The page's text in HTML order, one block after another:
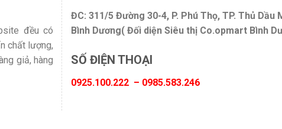
đều có
chất lượng,
giả, hàng
ĐC: 311/5 Đường 30-4, P. Phú Thọ, TP. Thủ Dầu
Bình Dương( Đối diện Siêu thị Co.opmart Bình
SỐ ĐIỆN THOẠI
0925.100.222 – 0985.583.246